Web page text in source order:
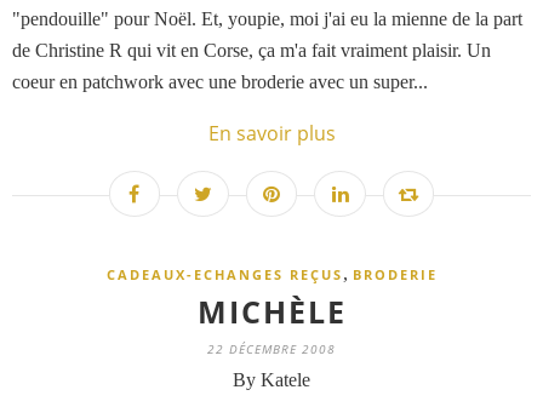
"pendouille" pour Noël. Et, youpie, moi j'ai eu la mienne de la part
de Christine R qui vit en Corse, ça m'a fait vraiment plaisir. Un
coeur en patchwork avec une broderie avec un super...
En savoir plus
CADEAUX-ECHANGES REÇUS , BRODERIE
MICHÈLE
22 DÉCEMBRE 2008
By Katele